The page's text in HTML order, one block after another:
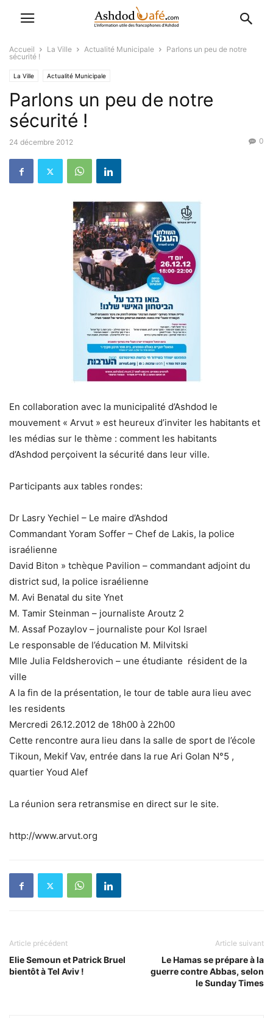
Accueil La Ville Actualité Municipale
Parlons un peu de notre
sécurité !
La Ville Actualité Municipale
Parlons un peu de notre
sécurité !
24 décembre 2012 0
En collaboration avec la municipalité d’Ashdod le
mouvement « Arvut » est heureux d’inviter les habitants et
les médias sur le thème : comment les habitants
d’Ashdod perçoivent la sécurité dans leur ville.
Participants aux tables rondes:
Dr Lasry Yechiel – Le maire d’Ashdod
Commandant Yoram Soffer – Chef de Lakis, la police
israélienne
David Biton » tchèque Pavilion – commandant adjoint du
district sud, la police israélienne
M. Avi Benatal du site Ynet
M. Tamir Steinman – journaliste Aroutz 2
M. Assaf Pozaylov – journaliste pour Kol Israel
Le responsable de l’éducation M. Milvitski
Mlle Julia Feldsherovich – une étudiante résident de la
ville
A la fin de la présentation, le tour de table aura lieu avec
les residents
Mercredi 26.12.2012 de 18h00 à 22h00
Cette rencontre aura lieu dans la salle de sport de l’école
Tikoun, Mekif Vav, entrée dans la rue Ari Golan N°5 ,
quartier Youd Alef
La réunion sera retransmise en direct sur le site.
http://www.arvut.org
Article précédent
Elie Semoun et Patrick Bruel
bientôt à Tel Aviv !
Article suivant
Le Hamas se prépare à la
guerre contre Abbas, selon
le Sunday Times